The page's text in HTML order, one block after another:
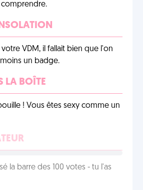
VDM, il fallait bien que l'on
un badge.
LA BOÎTE
! Vous êtes sexy comme un
la barre des 100 votes - tu l'as